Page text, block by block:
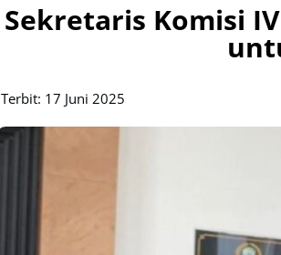
Sekretaris Komisi
Terbit: 17 Juni 2025